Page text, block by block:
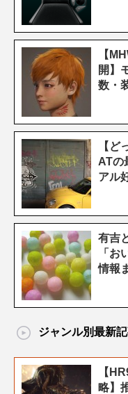
【
開】
数・
【ど
ATの
アル
有吉
「お
情報
ジャンル別最新
【
略】